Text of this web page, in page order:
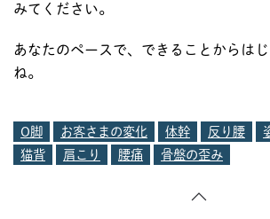
みてください。
あなたのペースで、できることからは
ね。
O脚 お客さまの変化 体幹 反り腰
猫背
肩こり 腰痛 骨盤の歪み